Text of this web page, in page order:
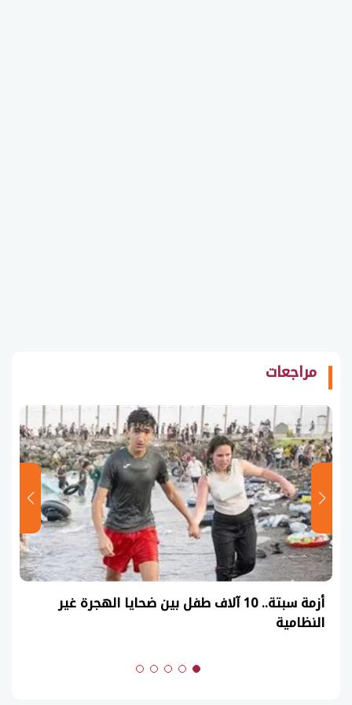
مراجعات
أزمة سبتة.. 10 آلاف طفل بين ضحايا الهجرة غير
النظامية